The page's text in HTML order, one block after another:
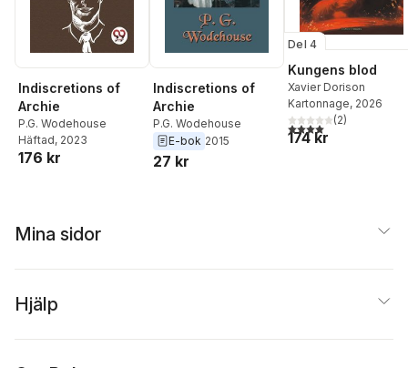
Indiscretions of
Archie
P.G. Wodehouse
Häftad, 2023
176 kr
Indiscretions of
Archie
P.G. Wodehouse
E-bok 2015
27 kr
Del 4
Kungens blod
Xavier Dorison
Kartonnage, 2026
4,0utav 5 stjärnor.
(2)
174 kr
Mina sidor
Hjälp